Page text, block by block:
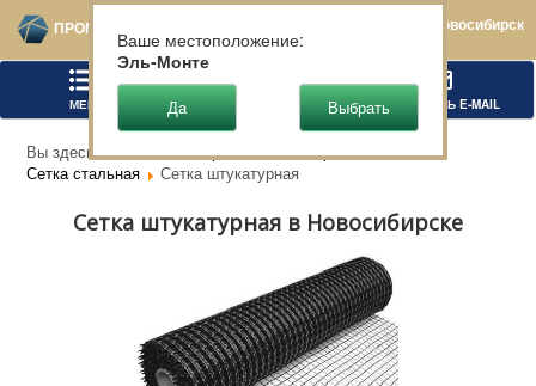
ПРОМТЕХСТАЛЬ Новосибирск
МЕНЮ НАПИСАТЬ E-MAIL
Вы здесь: Главная
Чёрный металлопрокат
Сетка стальная
Сетка штукатурная
Сетка штукатурная в Новосибирске
Ваше местоположение:
Эль-Монте